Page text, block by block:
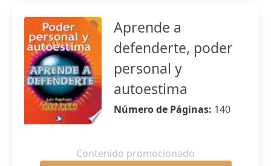
Aprende a
defenderte, poder
personal y
autoestima
Número de Páginas: 140
Contenido promocionado